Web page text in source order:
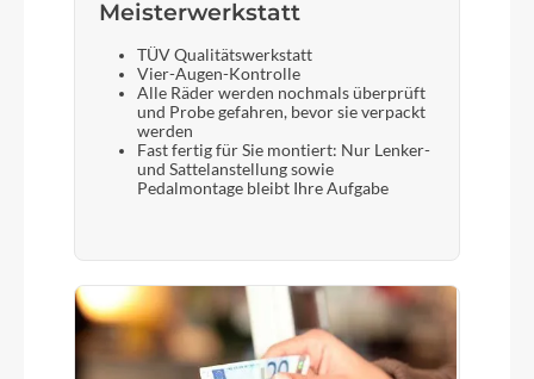
Meisterwerkstatt
TÜV Qualitätswerkstatt
Vier-Augen-Kontrolle
Alle Räder werden nochmals überprüft
und Probe gefahren, bevor sie verpackt
werden
Fast fertig für Sie montiert: Nur Lenker-
und Sattelanstellung sowie
Pedalmontage bleibt Ihre Aufgabe